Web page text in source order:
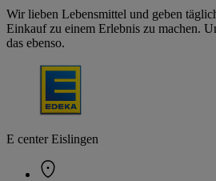
Wir lieben Lebensmittel und geben
Einkauf zu einem Erlebnis zu machen.
das ebenso.
E center Eislingen